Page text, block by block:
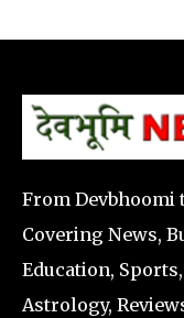
From Devbhoomi
Covering News,
Education,
Astrology,